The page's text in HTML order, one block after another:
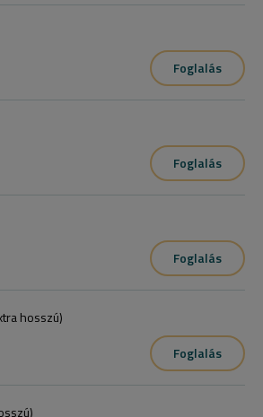
Foglalás
Foglalás
Foglalás
hosszú)
Foglalás